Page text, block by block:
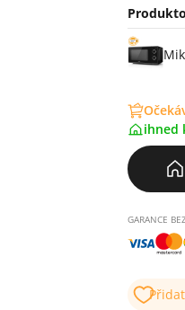
Varianty
ihned
GARANCE